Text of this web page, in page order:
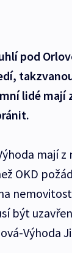
pod
lidé mají
mají z
OKD
být
Výhoda